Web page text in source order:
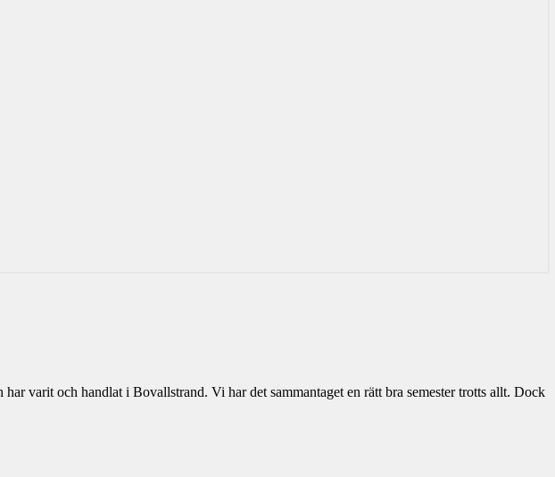
varit och handlat i Bovallstrand. Vi har det sammantaget en rätt bra semester trotts allt. Dock